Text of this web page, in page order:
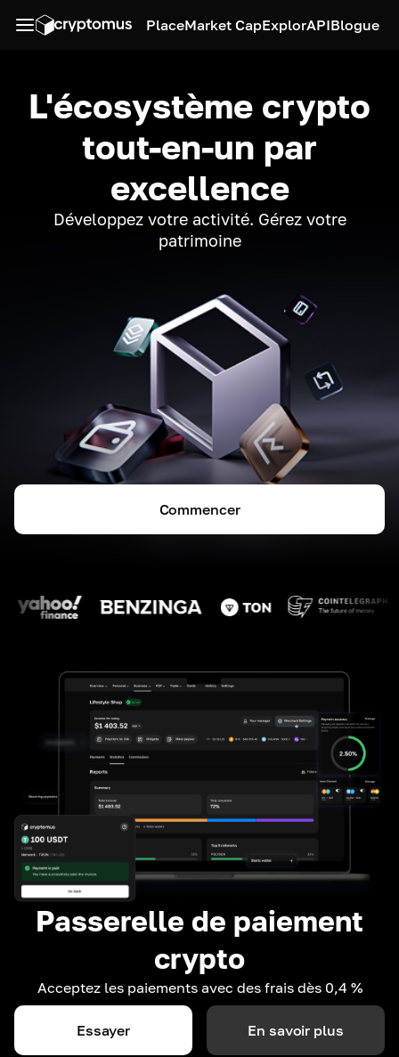
PlaceMarket CapExplorAPIBlogue
L'écosystème crypto
tout-en-un par
excellence
Développez votre activité. Gérez votre
patrimoine
Commencer
Passerelle de paiement
crypto
Acceptez les paiements avec des frais dès 0,4 %
Essayer En savoir plus